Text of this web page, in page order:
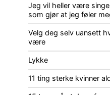
Jeg vil heller være
som gjør at jeg føler
Velg deg selv uansett
være
Lykke
11 ting sterke kvinner